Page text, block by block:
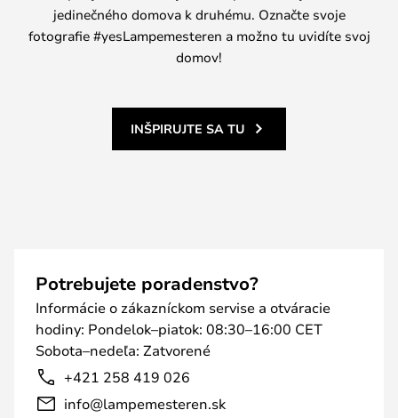
jedinečného domova k druhému. Označte svoje
fotografie #yesLampemesteren a možno tu uvidíte svoj
domov!
INŠPIRUJTE SA TU
Potrebujete poradenstvo?
Informácie o zákazníckom servise a otváracie
hodiny: Pondelok–piatok: 08:30–16:00 CET
Sobota–nedeľa: Zatvorené
+421 258 419 026
info@lampemesteren.sk